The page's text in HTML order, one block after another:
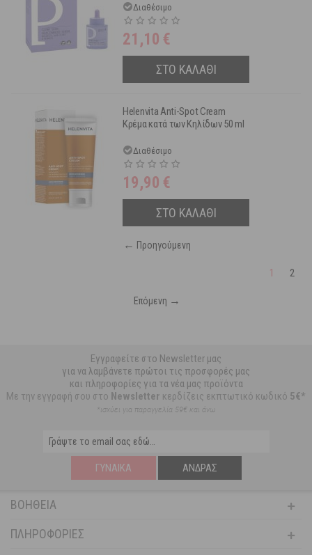
Διαθέσιμο
21,10 €
ΣΤΟ ΚΑΛΑΘΙ
Helenvita Anti-Spot Cream
Κρέμα κατά των Κηλίδων 50 ml
Διαθέσιμο
19,90 €
ΣΤΟ ΚΑΛΑΘΙ
← Προηγούμενη
1 2
Επόμενη →
Εγγραφείτε στο Newsletter μας
για να λαμβάνετε πρώτοι τις προσφορές μας
και πληροφορίες για τα νέα μας προϊόντα
Με την εγγραφή σου στο Newsletter κερδίζεις εκπτωτικό κωδικό 5€*
*ισχύει για παραγγελία 59€ και άνω
ΓΥΝΑΊΚΑ ΆΝΔΡΑΣ
ΒΟΉΘΕΙΑ
ΠΛΗΡΟΦΟΡΊΕΣ